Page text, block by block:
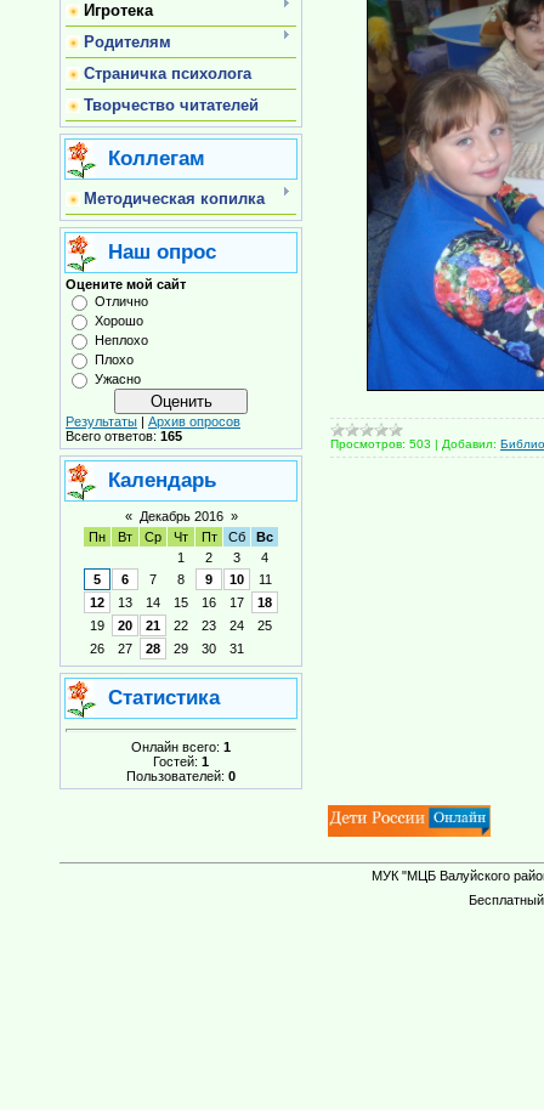
Игротека
Родителям
Страничка психолога
Творчество читателей
Коллегам
Методическая копилка
Наш опрос
Оцените мой сайт
Отлично
Хорошо
Неплохо
Плохо
Ужасно
Результаты | Архив опросов
Всего ответов: 165
Календарь
« Декабрь 2016 »
Пн
Вт Ср Чт Пт Сб
Вс
1
2 3
4
5
6 7 8 9 10
11
12
13 14 15 16 17
18
19
20 21 22 23 24
25
26
27 28 29 30 31
Статистика
Онлайн всего: 1
Гостей: 1
Пользователей: 0
Просмотров: 503 | Добавил:
МУК "МЦБ Валуйского